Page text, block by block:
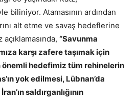
biliniyor. Atamasının ardından
alt etme ve savaş hedeflerine
“Savunma
karşı zafere taşımak için
önemli hedefimiz tüm rehinelerin
yok edilmesi, Lübnan’da
saldırganlığının